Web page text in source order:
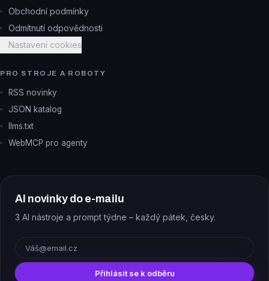
Obchodní podmínky
Odmítnutí odpovědnosti
Nastavení cookies
PRO STROJE A ROBOTY
RSS novinky
JSON katalog
llms.txt
WebMCP pro agenty
AI novinky do e-mailu
3 AI nástroje a prompt týdne – každý pátek, česky.
Přihlásit se k odběru